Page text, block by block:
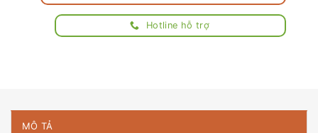
Hotline hỗ trợ
MÔ TẢ